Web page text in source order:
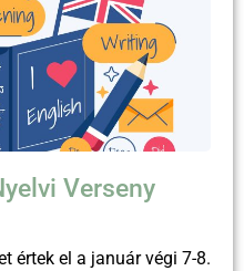
Verseny
értek el a január végi 7-8.